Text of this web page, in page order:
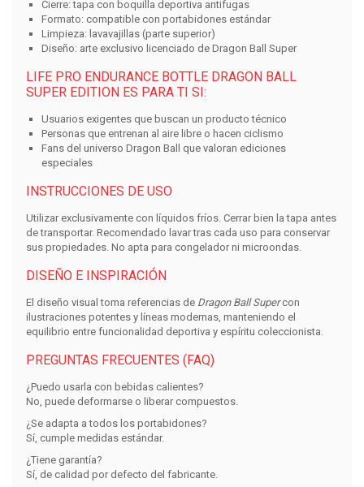
Cierre: tapa con boquilla deportiva antifugas
Formato: compatible con portabidones estándar
Limpieza: lavavajillas (parte superior)
Diseño: arte exclusivo licenciado de Dragon Ball Super
LIFE PRO ENDURANCE BOTTLE DRAGON BALL
SUPER EDITION ES PARA TI SI:
Usuarios exigentes que buscan un producto técnico
Personas que entrenan al aire libre o hacen ciclismo
Fans del universo Dragon Ball que valoran ediciones
especiales
INSTRUCCIONES DE USO
Utilizar exclusivamente con líquidos fríos. Cerrar bien la tapa antes
de transportar. Recomendado lavar tras cada uso para conservar
sus propiedades. No apta para congelador ni microondas.
DISEÑO E INSPIRACIÓN
El diseño visual toma referencias de Dragon Ball Supercon
ilustraciones potentes y líneas modernas, manteniendo el
equilibrio entre funcionalidad deportiva y espíritu coleccionista.
PREGUNTAS FRECUENTES (FAQ)
¿Puedo usarla con bebidas calientes?
No, puede deformarse o liberar compuestos.
¿Se adapta a todos los portabidones?
Sí, cumple medidas estándar.
¿Tiene garantía?
Sí, de calidad por defecto del fabricante.